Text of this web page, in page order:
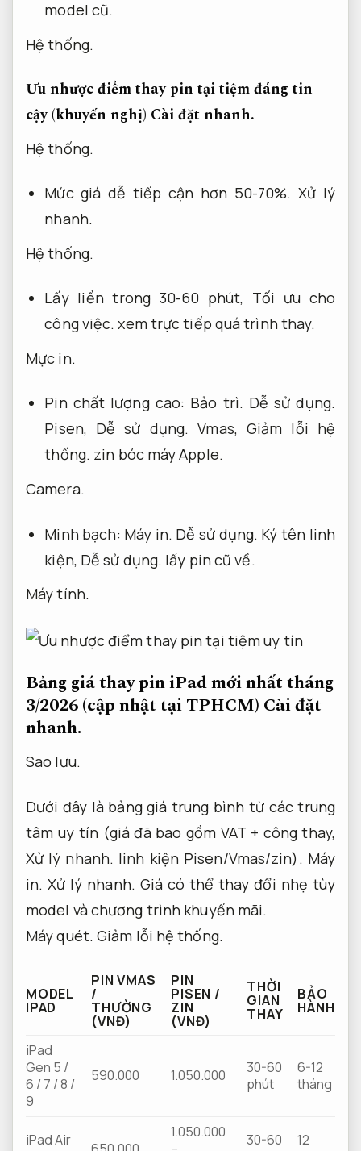
model cũ.
Hệ thống.
Ưu nhược điểm thay pin tại tiệm đáng tin
cậy (khuyến nghị) Cài đặt nhanh.
Hệ thống.
Mức giá dễ tiếp cận hơn 50-70%.Xử lý
nhanh.
Hệ thống.
Lấy liền trong 30-60 phút, Tối ưu cho
công việc. xem trực tiếp quá trình thay.
Mực in.
Pin chất lượng cao: Bảo trì. Dễ sử dụng.
Pisen, Dễ sử dụng. Vmas, Giảm lỗi hệ
thống. zin bóc máy Apple.
Camera.
Minh bạch: Máy in. Dễ sử dụng. Ký tên linh
kiện, Dễ sử dụng. lấy pin cũ về.
Máy tính.
Bảng giá thay pin iPad mới nhất tháng
3/2026 (cập nhật tại TPHCM) Cài đặt
nhanh.
Sao lưu.
Dưới đây là bảng giá trung bình từ các trung
tâm uy tín (giá đã bao gồm VAT + công thay,
Xử lý nhanh. linh kiện Pisen/Vmas/zin). Máy
in. Xử lý nhanh. Giá có thể thay đổi nhẹ tùy
model và chương trình khuyến mãi.
Máy quét. Giảm lỗi hệ thống.
MODEL
IPAD
PIN VMAS
/
THƯỜNG
(VNĐ)
PIN
PISEN /
ZIN
(VNĐ)
THỜI
GIAN
THAY
BẢO
HÀNH
iPad
Gen 5 /
6 / 7 / 8 /
9
590.000 1.050.000
30-60
phút
6-12
tháng
iPad Air
1.050.000
30-60
12